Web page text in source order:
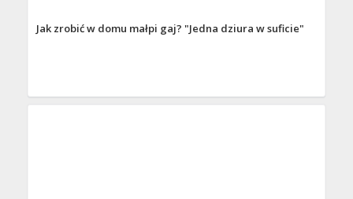
Jak zrobić w domu małpi gaj? "Jedna dziura w suficie"